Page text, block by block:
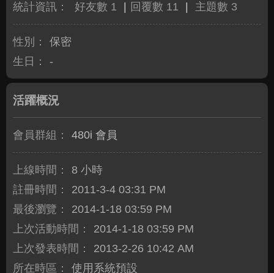
統計資訊： 好友數 1 回覆數 11 主題數 3
性別：
保密
生日：
-
活躍概況
會員群組： 480i 會員
上線時間：
8 小時
註冊時間：
2011-3-4 03:31 PM
最後瀏覽：
2014-1-18 03:59 PM
上次活動時間：
2014-1-18 03:59 PM
上次發表時間：
2013-2-26 10:42 AM
所在時區：
使用系統預設